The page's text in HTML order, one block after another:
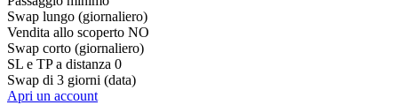
Swap lungo (giornaliero)
Vendita allo scoperto NO
Swap corto (giornaliero)
SL e TP a distanza 0
Swap di 3 giorni (data)
Apri un account